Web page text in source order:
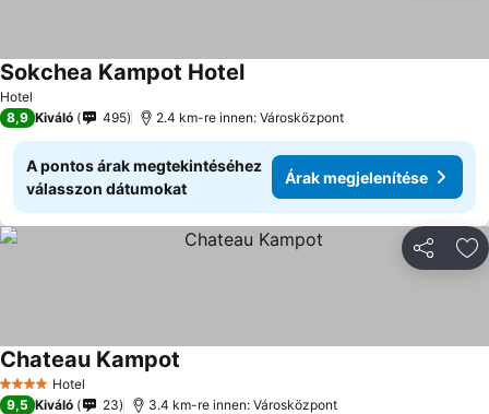
Hotel
Sokchea Kampot Hotel
8,9 Kiváló 495 2.4 km-re innen: Városközpont
A pontos árak megtekintéséhez
válasszon dátumokat
Árak megjelenítése
4 KategóriaHotel
Chateau Kampot
9,5 Kiváló 23 3.4 km-re innen: Városközpont